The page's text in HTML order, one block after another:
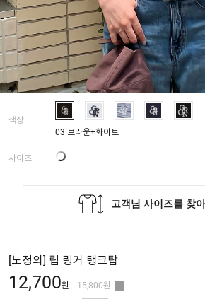
색상
03 브라운+화이트
사이즈
[노정의] 립 링거 탱크탑
12,700원 15,800원